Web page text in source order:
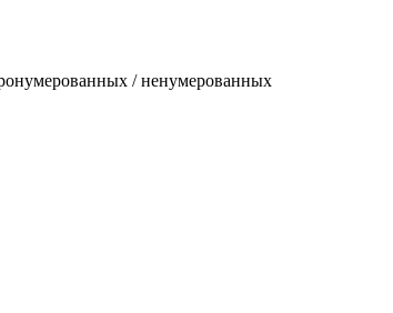
/ ненумерованных